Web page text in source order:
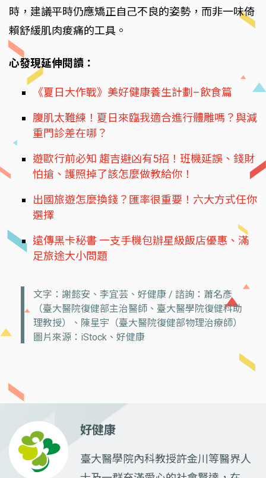
時，建議平時仍應矯正自己不良的姿勢，而非一味倚
賴舒緩肌肉痠痛的工具。
心發現延伸閱讀：
《夏日大作戰》美好健康養生計劃–飲食篇
腹肌太難練！夏日來臨我適合進行體雕嗎？與減
重門診差在哪？
遊歐行前必知 趨吉避凶有5招！班機延誤、錢財
怕搶、護照掉了該怎麼做教給你！
出國旅遊怎麼換錢？匯率很重要！六大方式任你
選擇
遠傳黑卡秘書 一支手機包辦星級飯店優惠、滿
足旅途大小問題
文字：謝懿安、李宜芸、好健康 / 諮詢：蕭名彥
（臺大醫院復健部主治醫師、臺大醫學院復健科助
理教授）、陳星宇（臺大醫院復健部物理治療師）
圖片來源：iStock、好健康
好健康
臺大醫學院內科教授許金川等醫界人